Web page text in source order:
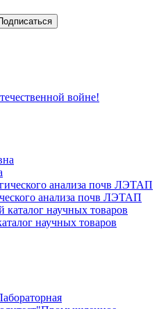
войне!
анализа почв ЛЭТАП
научных товаров